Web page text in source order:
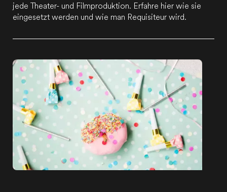
jede Theater- und Filmproduktion. Erfahre hier wie sie
eingesetzt werden und wie man Requisiteur wird.